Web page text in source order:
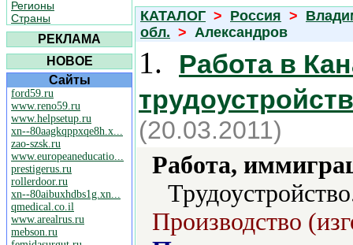
Регионы
Страны
РЕКЛАМА
НОВОЕ
Сайты
ford59.ru
www.reno59.ru
www.helpsetup.ru
xn--80aagkqppxqe8h.x...
zao-szsk.ru
www.europeaneducatio...
prestigerus.ru
rollerdoor.ru
xn--80aibuxhdbs1g.xn...
qmedical.co.il
www.arealrus.ru
mebson.ru
КАТАЛОГ > Россия >
обл. > Александров
1.
Работа в
(20.03.2011)
Работа,
Производство